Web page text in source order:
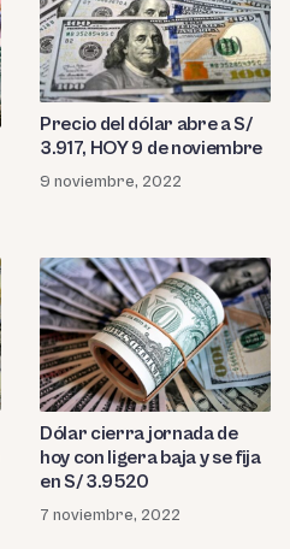
Precio del dólar abre a S/
3.917, HOY 9 de noviembre
9 noviembre, 2022
Dólar cierra jornada de
hoy con ligera baja y se fija
en S/ 3.9520
7 noviembre, 2022